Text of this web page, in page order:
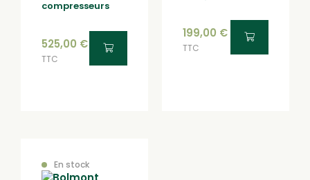
compresseurs
525,00 €
TTC
199,00 €
TTC
En stock